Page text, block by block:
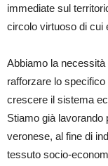
immediate sul
circolo virtuoso di cui
Abbiamo la
rafforzare lo
crescere il sistema
Stiamo già lavorando
veronese, al fine di
tessuto socio-